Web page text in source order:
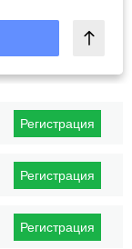
Регистрация
Регистрация
Регистрация